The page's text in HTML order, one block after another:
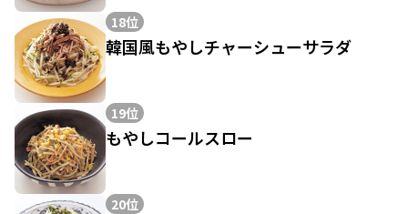
18位
韓国風もやしチャーシューサラダ
19位
もやしコールスロー
20位